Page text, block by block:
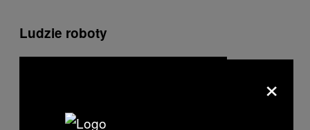
Ludzie roboty
×